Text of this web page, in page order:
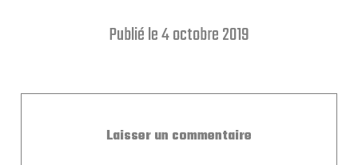
Publié le 4 octobre 2019
Laisser un commentaire